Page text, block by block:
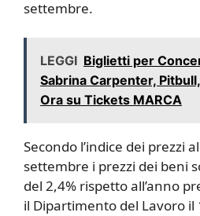
settembre.
LEGGI Biglietti per
Sabrina Carpenter,
Ora su Tickets MARCA
Secondo l’indice dei prezzi
settembre i prezzi dei beni
del 2,4% rispetto all’anno
il Dipartimento del Lavoro il